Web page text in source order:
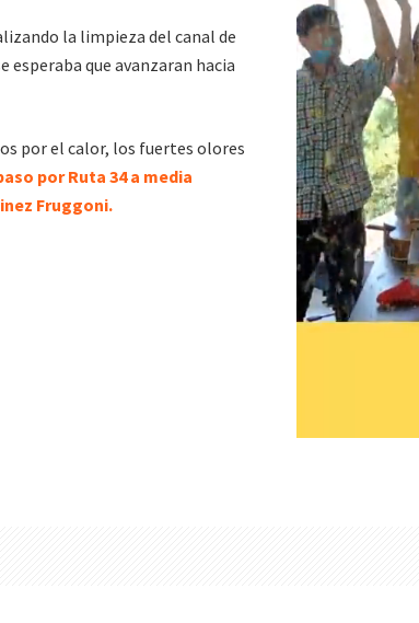
la limpieza del canal de
esperaba que avanzaran hacia
por el calor, los fuertes olores
por Ruta 34 a media
Fruggoni.